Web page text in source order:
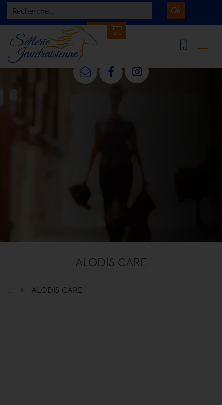
Recherche... Ok
ALODIS CARE
ALODIS CARE